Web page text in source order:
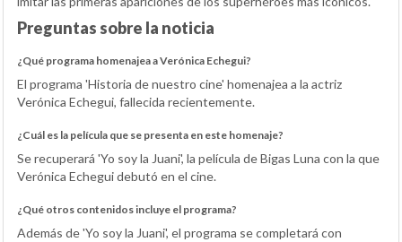
Preguntas sobre la noticia
¿Qué programa homenajea a Verónica Echegui?
El programa 'Historia de nuestro cine' homenajea a la actriz
Verónica Echegui, fallecida recientemente.
¿Cuál es la película que se presenta en este homenaje?
Se recuperará 'Yo soy la Juani', la película de Bigas Luna con la que
Verónica Echegui debutó en el cine.
¿Qué otros contenidos incluye el programa?
Además de 'Yo soy la Juani', el programa se completará con